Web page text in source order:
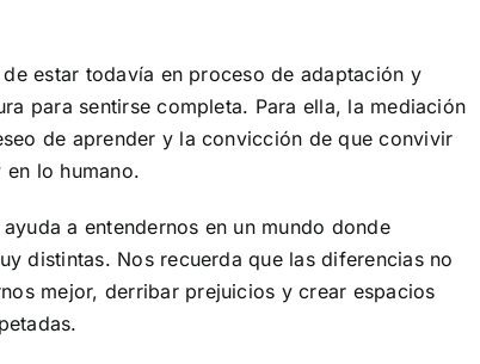
estar todavía en proceso de adaptación y
para sentirse completa. Para ella, la mediación
de aprender y la convicción de que convivir
lo humano.
a entendernos en un mundo donde
distintas. Nos recuerda que las diferencias no
mejor, derribar prejuicios y crear espacios